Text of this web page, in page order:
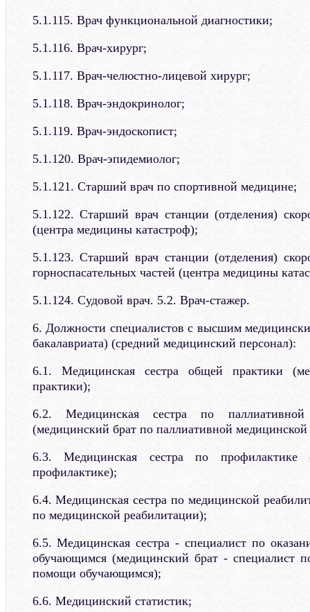
5.1.115. Врач функциональной диагностики;
5.1.116. Врач-хирург;
5.1.117. Врач-челюстно-лицевой хирург;
5.1.118. Врач-эндокринолог;
5.1.119. Врач-эндоскопист;
5.1.120. Врач-эпидемиолог;
5.1.121. Старший врач по спортивной медицине;
5.1.122. Старший врач станции (отделения)
(центра медицины катастроф);
5.1.123. Старший врач станции (отделения)
горноспасательных частей (центра медицины
5.1.124. Судовой врач. 5.2. Врач-стажер.
6. Должности специалистов с высшим
бакалавриата) (средний медицинский персонал):
6.1. Медицинская сестра общей практики
практики);
6.2. Медицинская сестра по
(медицинский брат по паллиативной
6.3. Медицинская сестра по профилактике
профилактике);
6.4. Медицинская сестра по медицинской
по медицинской реабилитации);
6.5. Медицинская сестра - специалист по
обучающимся (медицинский брат - специалист
помощи обучающимся);
6.6. Медицинский статистик;